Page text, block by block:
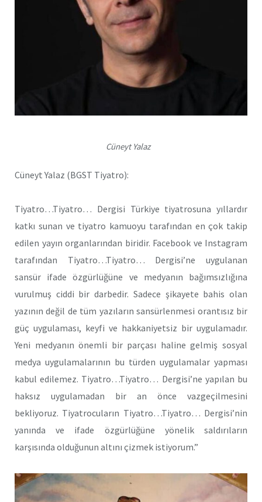
Cüneyt Yalaz
Cüneyt Yalaz (BGST Tiyatro):
Tiyatro…Tiyatro… Dergisi Türkiye tiyatrosuna yıllardır
katkı sunan ve tiyatro kamuoyu tarafından en çok takip
edilen yayın organlarından biridir. Facebook ve Instagram
tarafından Tiyatro…Tiyatro… Dergisi’ne uygulanan
sansür ifade özgürlüğüne ve medyanın bağımsızlığına
vurulmuş ciddi bir darbedir. Sadece şikayete bahis olan
yazının değil de tüm yazıların sansürlenmesi orantısız bir
güç uygulaması, keyfi ve hakkaniyetsiz bir uygulamadır.
Yeni medyanın önemli bir parçası haline gelmiş sosyal
medya uygulamalarının bu türden uygulamalar yapması
kabul edilemez. Tiyatro…Tiyatro… Dergisi’ne yapılan bu
haksız uygulamadan bir an önce vazgeçilmesini
bekliyoruz. Tiyatrocuların Tiyatro…Tiyatro… Dergisi’nin
yanında ve ifade özgürlüğüne yönelik saldırıların
karşısında olduğunun altını çizmek istiyorum.”